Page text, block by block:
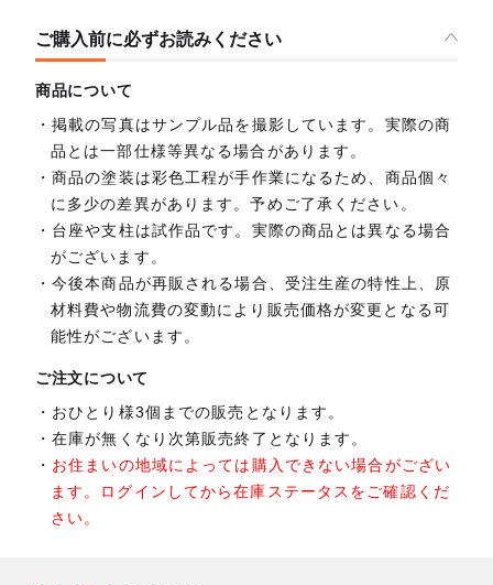
ご購入前に必ずお読みください
商品について
掲載の写真はサンプル品を撮影しています。実際の商
品とは一部仕様等異なる場合があります。
商品の塗装は彩色工程が手作業になるため、商品個々
に多少の差異があります。予めご了承ください。
台座や支柱は試作品です。実際の商品とは異なる場合
がございます。
今後本商品が再販される場合、受注生産の特性上、原
材料費や物流費の変動により販売価格が変更となる可
能性がございます。
ご注文について
おひとり様3個までの販売となります。
在庫が無くなり次第販売終了となります。
お住まいの地域によっては購入できない場合がござい
ます。ログインしてから在庫ステータスをご確認くだ
さい。